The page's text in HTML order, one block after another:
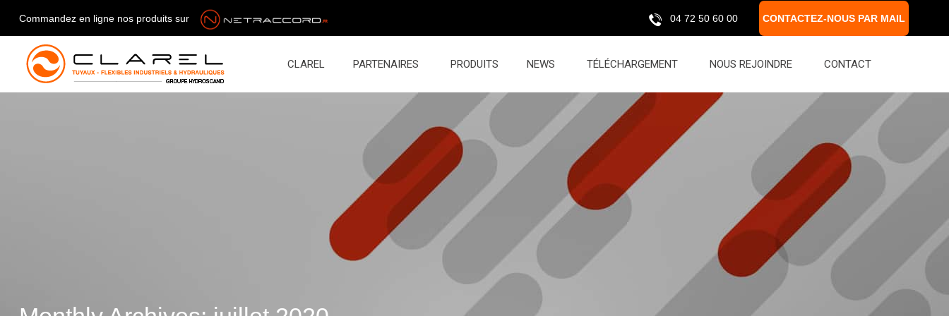
Commandez en ligne nos produits sur 04 72 50 60 00 CONTACTEZ-NOUS PAR MAIL
CLAREL PARTENAIRES PRODUITS NEWS TÉLÉCHARGEMENT NOUS REJOINDRE CONTACT